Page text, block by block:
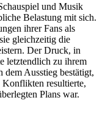
und Musik
Belastung mit sich.
ihrer Fans als
gleichzeitig die
Der Druck, in
letztendlich zu ihrem
dem Ausstieg bestätigt,
Konflikten resultierte,
Plans war.